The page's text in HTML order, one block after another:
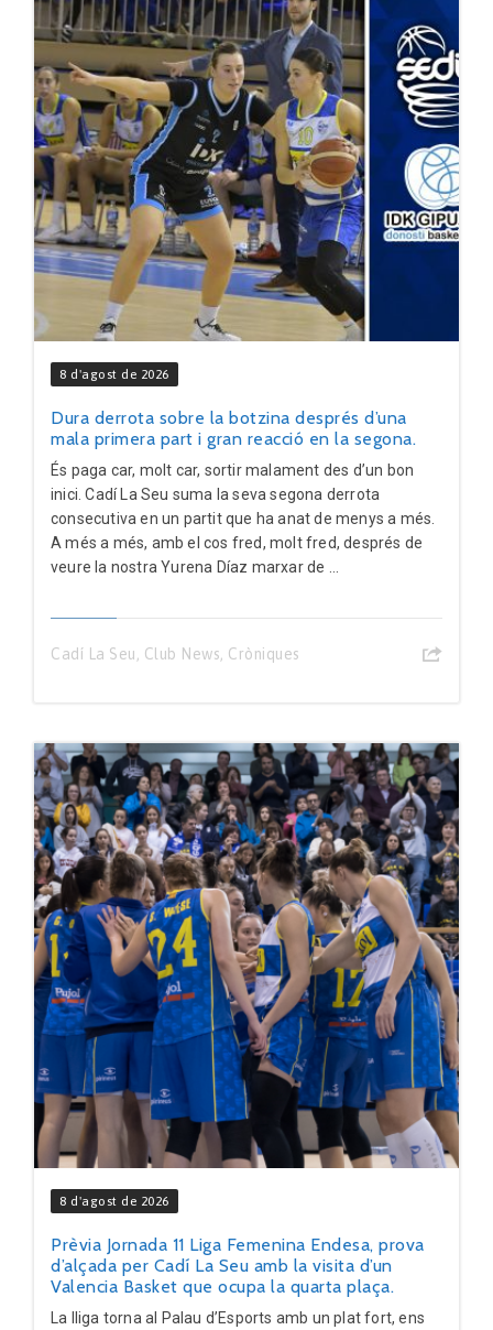
8 d'agost de 2026
Dura derrota sobre la botzina després d’una
mala primera part i gran reacció en la segona.
És paga car, molt car, sortir malament des d’un bon
inici. Cadí La Seu suma la seva segona derrota
consecutiva en un partit que ha anat de menys a més.
A més a més, amb el cos fred, molt fred, després de
veure la nostra Yurena Díaz marxar de ...
Cadí La Seu, Club News, Cròniques
8 d'agost de 2026
Prèvia Jornada 11 Liga Femenina Endesa, prova
d’alçada per Cadí La Seu amb la visita d’un
Valencia Basket que ocupa la quarta plaça.
La lliga torna al Palau d’Esports amb un plat fort, ens